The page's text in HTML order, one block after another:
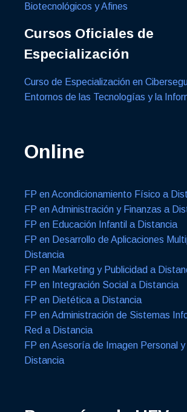
Biotecnológicos y Afines
Cursos Oficiales de
Especialización
Curso de Especialización en
Entornos de las Tecnologías y la
Online
FP en Acondicionamiento Físico a
FP en Administración y Finanzas a
FP en Educación Infantil a Distancia
FP en Desarrollo de Aplicaciones
Distancia
FP en Marketing y Publicidad a
FP en Integración Social a Distancia
FP en Dietética a Distancia
FP en Administración de Sistemas
Red a Distancia
FP en Asesoría de Imagen Personal
Distancia